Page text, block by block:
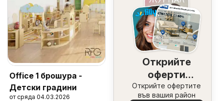
Office 1 брошура -
Детски градини
от сряда 04.03.2026
Открийте
оферти
наблизо
Открийте офертите
във вашия район